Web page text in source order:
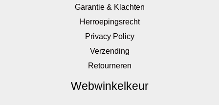
Garantie & Klachten
Herroepingsrecht
Privacy Policy
Verzending
Retourneren
Webwinkelkeur